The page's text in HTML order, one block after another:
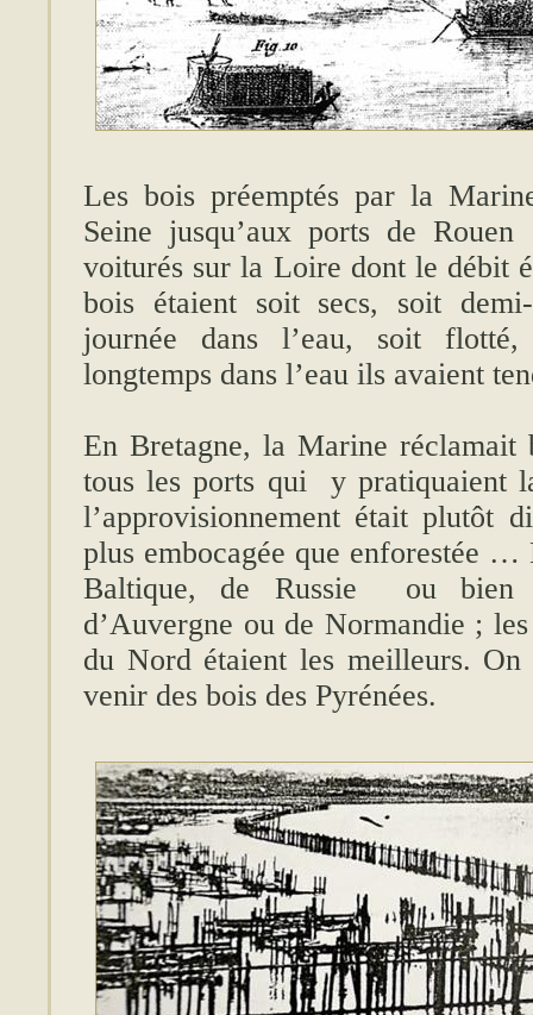
Les bois préemptés par la
Seine jusqu’aux ports de
voiturés sur la Loire dont le débit
bois étaient soit secs, soit
journée dans l’eau, soit
longtemps dans l’eau ils avaient
En Bretagne, la Marine réclamait
tous les ports qui y pratiquaient
l’approvisionnement était plutôt
plus embocagée que enforestée …
Baltique, de Russie ou bien
d’Auvergne ou de Normandie ;
du Nord étaient les meilleurs.
venir des bois des Pyrénées.